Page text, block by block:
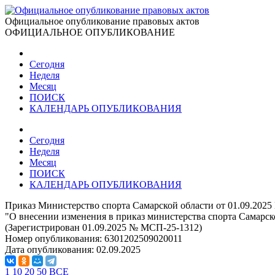
Официальное опубликование правовых актов
ОФИЦИАЛЬНОЕ ОПУБЛИКОВАНИЕ
Сегодня
Неделя
Месяц
ПОИСК
КАЛЕНДАРЬ ОПУБЛИКОВАНИЯ
Сегодня
Неделя
Месяц
ПОИСК
КАЛЕНДАРЬ ОПУБЛИКОВАНИЯ
Приказ Министерство спорта Самарской области от
"О внесении изменения в приказ министерства спорта
(Зарегистрирован 01.09.2025 № МСП-25-1312)
Номер опубликования: 6301202509020011
Дата опубликования: 02.09.2025
1 10 20 50 ВСЕ